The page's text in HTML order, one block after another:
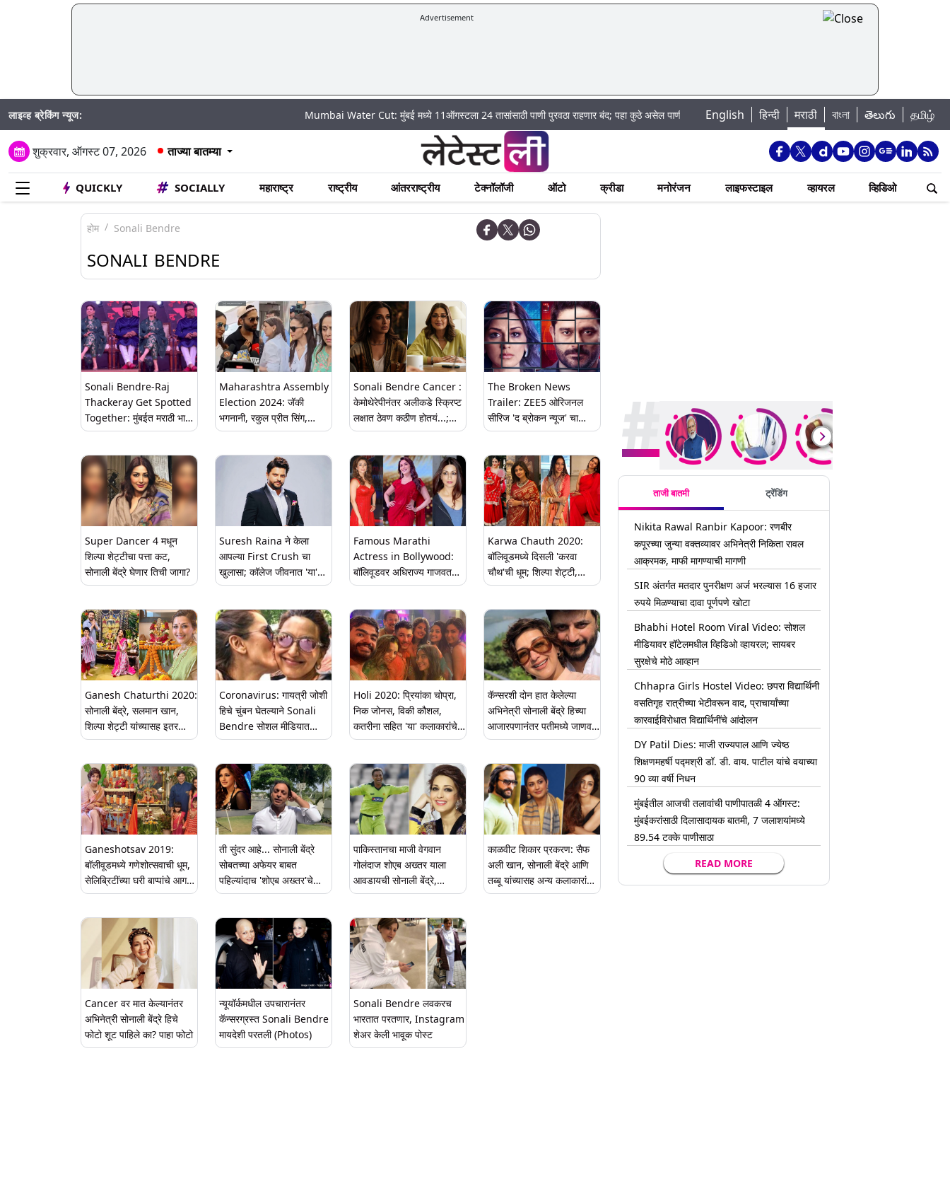
Advertisement
लाइव्ह ब्रेकिंग न्यूज: Mumbai Water Cut: मुंबई मध्ये 11ऑगस्टला 24 तासांसाठी पाणी पुरवठा राहणार बंद; पहा कुठे असेल पाणी बंद| Madhur Satta Matka: मधूर सट्टा मटका बद्दल काही गोष्टी घ्या जाणून !
English हिन्दी मराठी বাংলা తెలుగు தமிழ்
शुक्रवार, ऑगस्ट 07, 2026 ताज्या बातम्या
QUICKLY SOCIALLY महाराष्ट्र राष्ट्रीय आंतरराष्ट्रीय टेक्नॉलॉजी ऑटो क्रीडा मनोरंजन लाइफस्टाइल व्हायरल व्हिडिओ
होम Sonali Bendre
SONALI BENDRE
Sonali Bendre-Raj
Thackeray Get Spotted
Together: मुंबईत मराठी भाषा
दिनी आयोजित कार्यक्रमात
यांची हजेरी (Watch Video)
Maharashtra Assembly
Election 2024: जॅकी
भगनानी, रकुल प्रीत सिंग,
सोनाली बेंद्रे, इशा देओल आणि
मतदानाचा हक्क (Watch
Sonali Bendre Cancer :
केमोथेरेपीनंतर अलीकडे स्क्रिप्ट
लक्षात ठेवण कठीण होतयं...;
सोनाली बेंद्रेने पहिल्यांदाच
The Broken News
Trailer: ZEE5 ओरिजनल
सीरिज 'द ब्रोकन न्यूज' चा
जबरदस्त ट्रेलर रिलीज, 'ब्रेकिंग
झलक
Super Dancer 4 मधून
शिल्पा शेट्टीचा पत्ता कट,
सोनाली बेंद्रे घेणार तिची जागा?
Suresh Raina ने केला
आपल्या First Crush चा
खुलासा; कॉलेज जीवनात 'या'
मराठी अभिनेत्रीसोबत डेटवर
Famous Marathi
Actress in Bollywood:
बॉलिवूडवर अधिराज्य गाजवत
असलेल्या प्रसिद्ध मराठी
Karwa Chauth 2020:
बॉलिवूडमध्ये दिसली 'करवा
चौथ'ची धूम; शिल्पा शेट्टी,
सोनाली बेंद्रे, काजोल, बिपाशा
अभिनेत्रींनी केली पतीच्या
दीर्घायुष्यासाठी पूजा (See
Photos and Videos)
Ganesh Chaturthi 2020:
सोनाली बेंद्रे, सलमान खान,
शिल्पा शेट्टी यांच्यासह इतर
बॉलिवूड सेलिब्रिटींंच्या घरचा
Coronavirus: गायत्री जोशी
हिचे चुंबन घेतल्याने Sonali
Bendre सोशल मीडियात
ट्रोल; युजर्सनी दिला COVID-
मास्क वापरण्याचा सल्ला
Holi 2020: प्रियांका चोप्रा,
निक जोनस, विकी कौशल,
कतरीना सहित 'या' कलाकारांचे
अंबानी हाऊस मध्ये होळी
कॅन्सरशी दोन हात केलेल्या
अभिनेत्री सोनाली बेंद्रे हिच्या
आजारपणानंतर पतीमध्ये जाणवला
हा बदल; इन्स्टाग्रामवर शेअर
Ganeshotsav 2019:
बॉलीवूडमध्ये गणेशोत्सवाची धूम,
सेलिब्रिटींच्या घरी बाप्पांचे आगमन
(Photos)
ती सुंदर आहे... सोनाली बेंद्रे
सोबतच्या अफेयर बाबत
पहिल्यांदाच 'शोएब अख्तर'चे
धक्कादायक स्पष्टीकरण
पाकिस्तानचा माजी वेगवान
गोलंदाज शोएब अख्तर याला
आवडायची सोनाली बेंद्रे,
पाकिटात फोटो घेऊन फिरायचा
काळवीट शिकार प्रकरण: सैफ
अली खान, सोनाली बेंद्रे आणि
तब्बू यांच्यासह अन्य कलाकारांना
जोधपुर हायकोर्टाने 'या'
Cancer वर मात केल्यानंतर
अभिनेत्री सोनाली बेंद्रे हिचे
फोटो शूट पाहिले का? पाहा फोटो
न्यूयॉर्कमधील उपचारानंतर
कॅन्सरग्रस्त Sonali Bendre
मायदेशी परतली (Photos)
Sonali Bendre लवकरच
भारतात परतणार, Instagram
शेअर केली भावूक पोस्ट
ताजी बातमी ट्रेंडिंग
Nikita Rawal Ranbir Kapoor: रणबीर
कपूरच्या जुन्या वक्तव्यावर अभिनेत्री निकिता रावल
आक्रमक, माफी मागण्याची मागणी
SIR अंतर्गत मतदार पुनरीक्षण अर्ज भरल्यास 16 हजार
रुपये मिळण्याचा दावा पूर्णपणे खोटा
Bhabhi Hotel Room Viral Video: सोशल
मीडियावर हॉटेलमधील व्हिडिओ व्हायरल; सायबर
सुरक्षेचे मोठे आव्हान
Chhapra Girls Hostel Video: छपरा विद्यार्थिनी
वसतिगृह रात्रीच्या भेटीवरून वाद, प्राचार्यांच्या
कारवाईविरोधात विद्यार्थिनींचे आंदोलन
DY Patil Dies: माजी राज्यपाल आणि ज्येष्ठ
शिक्षणमहर्षी पद्मश्री डॉ. डी. वाय. पाटील यांचे वयाच्या
90 व्या वर्षी निधन
मुंबईतील आजची तलावांची पाणीपातळी 4 ऑगस्ट:
मुंबईकरांसाठी दिलासादायक बातमी, 7 जलाशयांमध्ये
89.54 टक्के पाणीसाठा
READ MORE